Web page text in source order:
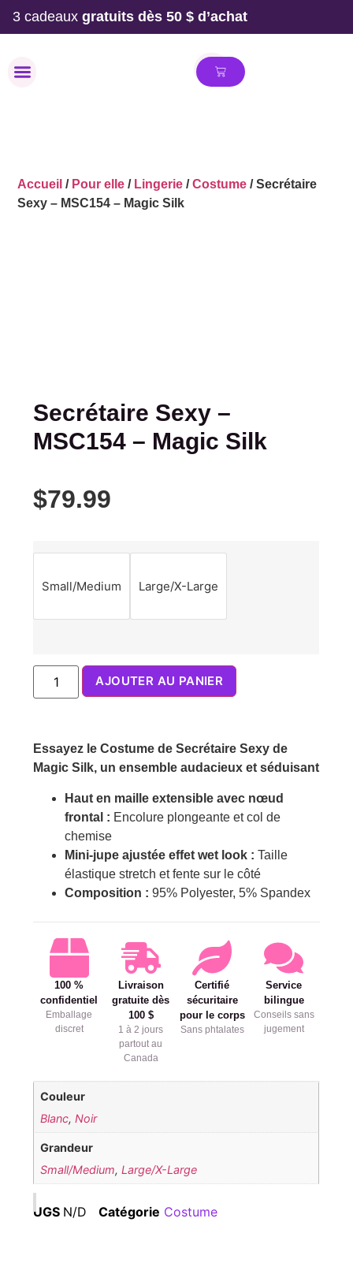
3 cadeaux gratuits dès 50 $ d’achat
Accueil / Pour elle / Lingerie /Costume / Secrétaire
Sexy – MSC154 – Magic Silk
Secrétaire Sexy –
MSC154 – Magic Silk
$79.99
Small/Medium Large/X-Large
AJOUTER AU PANIER
Essayez le Costume de Secrétaire Sexy de
Magic Silk, un ensemble audacieux et séduisant
Haut en maille extensible avec nœud
frontal : Encolure plongeante et col de
chemise
Mini-jupe ajustée effet wet look : Taille
élastique stretch et fente sur le côté
Composition : 95% Polyester, 5% Spandex
100 %
confidentiel
Emballage
discret
Livraison
gratuite dès
100 $
1 à 2 jours
partout au
Canada
Certifié
sécuritaire
pour le corps
Sans phtalates
Service
bilingue
Conseils sans
jugement
Couleur
Blanc, Noir
Grandeur
Small/Medium, Large/X-Large
UGS N/D Catégorie Costume